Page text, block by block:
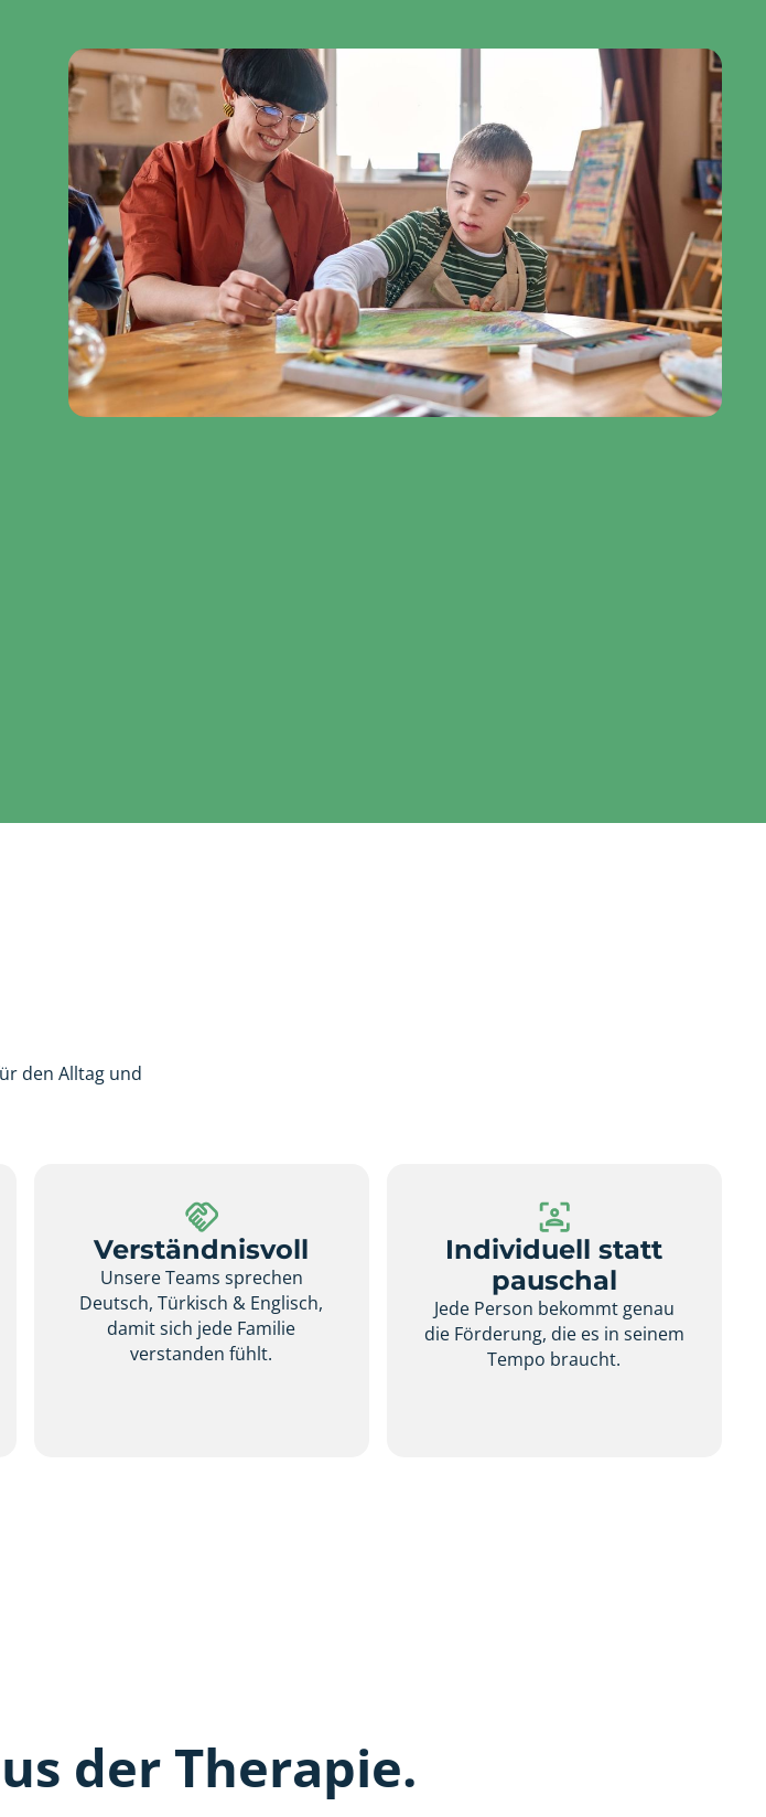
den Alltag und
Verständnisvoll
Unsere Teams sprechen
Deutsch, Türkisch & Englisch,
damit sich jede Familie
verstanden fühlt.
Individuell statt
pauschal
Jede Person bekommt genau
die Förderung, die es in seinem
Tempo braucht.
der Therapie.